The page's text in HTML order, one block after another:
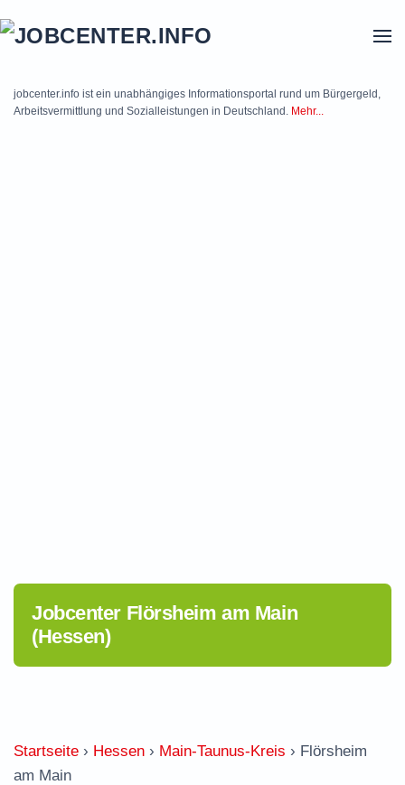
jobcenter.info ist ein unabhängiges Informationsportal rund um Bürgergeld,
Arbeitsvermittlung und Sozialleistungen in Deutschland. Mehr...
Jobcenter Flörsheim am Main
(Hessen)
Startseite › Hessen › Main-Taunus-Kreis › Flörsheim
am Main